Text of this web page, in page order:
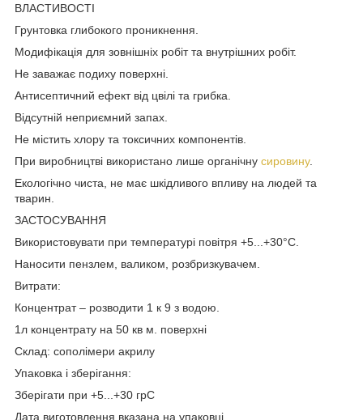
ВЛАСТИВОСТІ
Грунтовка глибокого проникнення.
Модифікація для зовнішніх робіт та внутрішних робіт.
Не заважає подиху поверхні.
Антисептичний ефект від цвілі та грибка.
Відсутній неприємний запах.
Не містить хлору та токсичних компонентів.
При виробництві використано лише органічну сировину.
Екологічно чиста, не має шкідливого впливу на людей та
тварин.
ЗАСТОСУВАННЯ
Використовувати при температурі повітря +5...+30°С.
Наносити пензлем, валиком, розбризкувачем.
Витрати:
Концентрат – розводити 1 к 9 з водою.
1л концентрату на 50 кв м. поверхні
Склад: сополімери акрилу
Упаковка і зберігання:
Зберігати при +5...+30 грС
Дата виготовлення вказана на упаковці.